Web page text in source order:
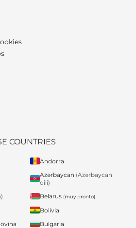
COUNTRIES
Andorra
Azərbaycan (Azərbaycan
dili)
Belarus (muy pronto)
Bolivia
Bulgaria